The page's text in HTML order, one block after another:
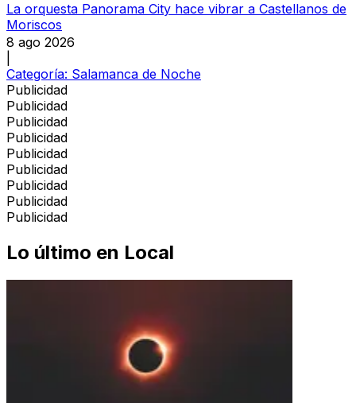
La orquesta Panorama City hace vibrar a Castellanos de
Moriscos
8 ago 2026
Categoría: Salamanca de Noche
Publicidad
Publicidad
Publicidad
Publicidad
Publicidad
Publicidad
Publicidad
Publicidad
Publicidad
Lo último en Local